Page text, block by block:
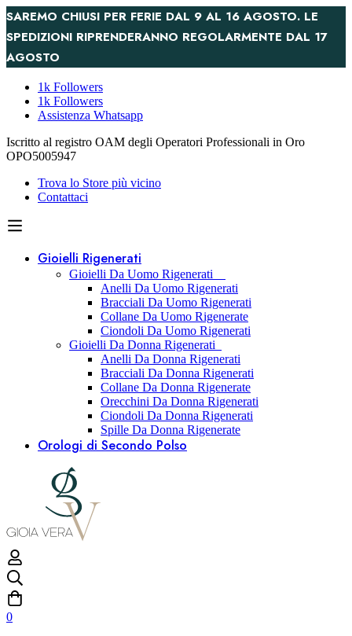
SAREMO CHIUSI PER FERIE DAL 9 AL 16 AGOSTO. LE
SPEDIZIONI RIPRENDERANNO REGOLARMENTE DAL 17
AGOSTO
1k Followers
1k Followers
Assistenza Whatsapp
Iscritto al registro OAM degli Operatori Professionali in Oro
OPO5005947
Trova lo Store più vicino
Contattaci
Gioielli Rigenerati
Gioielli Da Uomo Rigenerati
Anelli Da Uomo Rigenerati
Bracciali Da Uomo Rigenerati
Collane Da Uomo Rigenerate
Ciondoli Da Uomo Rigenerati
Gioielli Da Donna Rigenerati
Anelli Da Donna Rigenerati
Bracciali Da Donna Rigenerati
Collane Da Donna Rigenerate
Orecchini Da Donna Rigenerati
Ciondoli Da Donna Rigenerati
Spille Da Donna Rigenerate
Orologi di Secondo Polso
0